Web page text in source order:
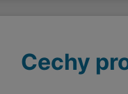
Cechy